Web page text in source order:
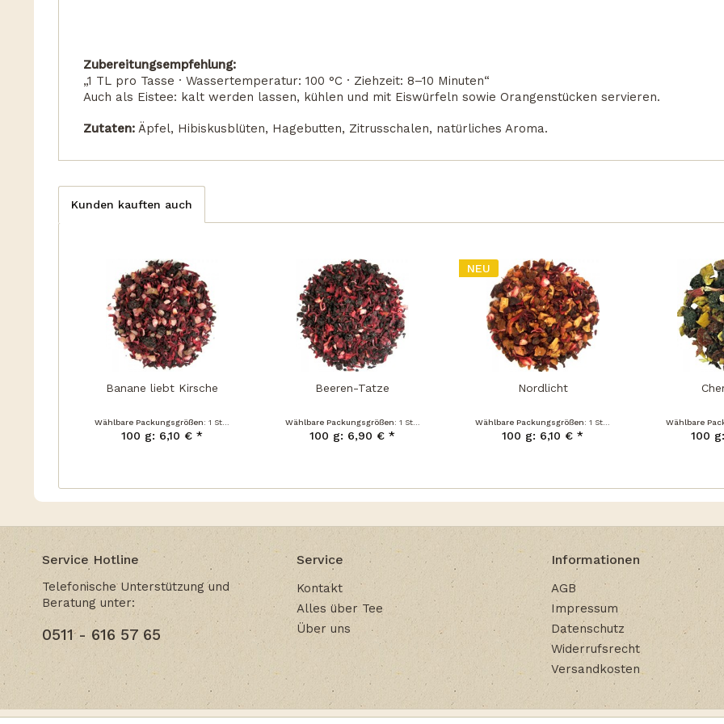
Zubereitungsempfehlung:
„1 TL pro Tasse · Wassertemperatur: 100 °C · Ziehzeit: 8–10 Minuten“
Auch als Eistee: kalt werden lassen, kühlen und mit Eiswürfeln sowie Orangenstücken servieren.
Zutaten: Äpfel, Hibiskusblüten, Hagebutten, Zitrusschalen, natürliches Aroma.
Kunden kauften auch
Banane liebt Kirsche
Wählbare Packungsgrößen:1 Stück
100 g: 6,10 € *
Beeren-Tatze
Wählbare Packungsgrößen: 1 Stück
100 g: 6,90 € *
NEU
Nordlicht
Wählbare Packungsgrößen:1 Stück
100 g: 6,10 € *
Wählbare
100
Service Hotline
Telefonische Unterstützung und
Beratung unter:
0511 - 616 57 65
Service
Kontakt
Alles über Tee
Über uns
Informationen
AGB
Impressum
Datenschutz
Widerrufsrecht
Versandkosten